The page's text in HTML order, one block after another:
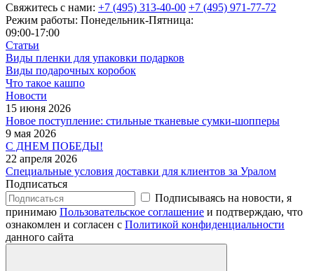
Свяжитесь с нами: +7 (495) 313-40-00 +7 (495) 971-77-72
Режим работы: Понедельник-Пятница:
09:00-17:00
Статьи
Виды пленки для упаковки подарков
Виды подарочных коробок
Что такое кашпо
Новости
15 июня 2026
Новое поступление: стильные тканевые сумки-шопперы
9 мая 2026
С ДНЕМ ПОБЕДЫ!
22 апреля 2026
Специальные условия доставки для клиентов за Уралом
Подписаться
Подписываясь на новости, я
принимаю Пользовательское соглашение и подтверждаю, что
ознакомлен и согласен с Политикой конфиденциальности
данного сайта